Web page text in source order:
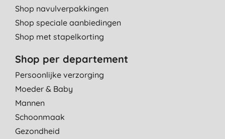
Shop navulverpakkingen
Shop speciale aanbiedingen
Shop met stapelkorting
Shop per departement
Persoonlijke verzorging
Moeder & Baby
Mannen
Schoonmaak
Gezondheid